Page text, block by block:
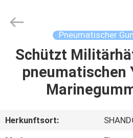
HEIM
PRODUKTE
VIDEOS
LTD..
Pneumatischer
Schützt
pneumatischen
Herkunftsort: